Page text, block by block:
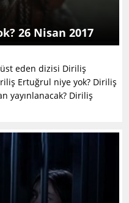
26 Nisan 2017
eden dizisi Diriliş
Ertuğrul niye yok? Diriliş
yayınlanacak? Diriliş